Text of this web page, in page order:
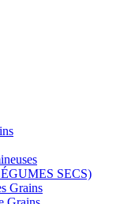
SECS)
Grains